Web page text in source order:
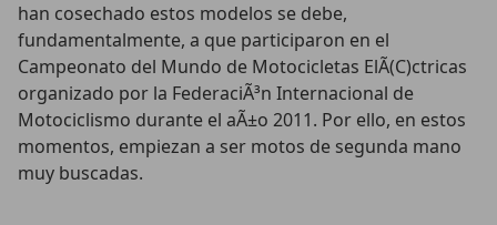
han cosechado estos modelos se debe,
fundamentalmente, a que participaron en el
Campeonato del Mundo de Motocicletas ElÃ(C)ctricas
organizado por la FederaciÃ³n Internacional de
Motociclismo durante el aÃ±o 2011. Por ello, en estos
momentos, empiezan a ser motos de segunda mano
muy buscadas.